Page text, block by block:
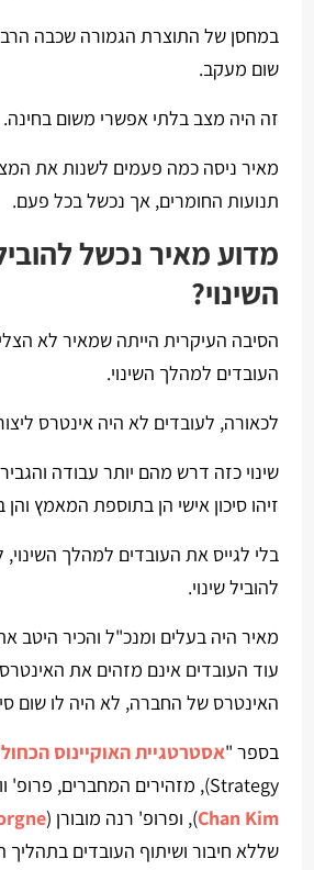
במחסן של התוצרת הגמורה שכבה
שום מעקב.
זה היה מצב בלתי אפשרי משום בחינה.
מאיר ניסה כמה פעמים לשנות את
תנועות החומרים, אך נכשל בכל פעם.
מדוע מאיר נכשל
השינוי?
הסיבה העיקרית הייתה שמאיר לא
העובדים למהלך השינוי.
לכאורה, לעובדים לא היה אינטרס
שינוי כזה דרש מהם יותר עבודה
זיהו סיכון אישי הן בתוספת המאמץ
בלי לגייס את העובדים למהלך השינוי,
להוביל שינוי.
מאיר היה בעלים ומנכ"ל והכיר
עוד העובדים אינם מזהים את
האינטרס של החברה, לא היה לו שום
בספר "אסטרטגיית האוקיינוס הכחול
Strategy), מזהירים המחברים, פרופ' וו' צ'אן קים
Chan Kim), ופרופ' רנה מובורן (
שללא חיבור ושיתוף העובדים בתהליך